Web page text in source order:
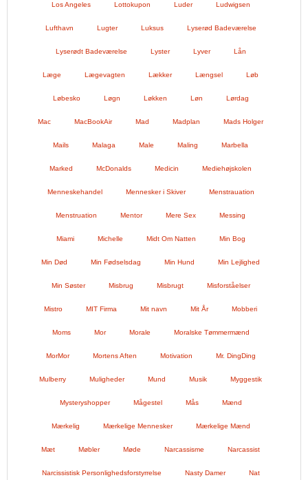
Los Angeles Lottokupon Luder Ludwigsen
Lufthavn Lugter Luksus Lyserød Badeværelse
Lyserødt Badeværelse Lyster Lyver Lån
Læge Lægevagten Lækker Længsel Løb
Løbesko Løgn Løkken Løn Lørdag
Mac MacBookAir Mad Madplan Mads Holger
Mails Malaga Male Maling Marbella
Marked McDonalds Medicin Mediehøjskolen
Menneskehandel Mennesker i Skiver Menstrauation
Menstruation Mentor Mere Sex Messing
Miami Michelle Midt Om Natten Min Bog
Min Død Min Fødselsdag Min Hund Min Lejlighed
Min Søster Misbrug Misbrugt Misforståelser
Mistro MIT Firma Mit navn Mit År Mobberi
Moms Mor Morale Moralske Tømmermænd
MorMor Mortens Aften Motivation Mr. DingDing
Mulberry Muligheder Mund Musik Myggestik
Mysteryshopper Mågestel Mås Mænd
Mærkelig Mærkelige Mennesker Mærkelige Mænd
Mæt Møbler Møde Narcassisme Narcassist
Narcissistisk Personlighedsforstyrrelse Nasty Damer Nat